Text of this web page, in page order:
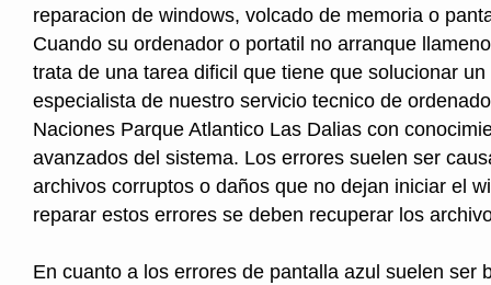
reparacion de windows, volcado de memoria o
Cuando su ordenador o portatil no arranque
trata de una tarea dificil que tiene que solucionar un
especialista de nuestro servicio tecnico de
Naciones Parque Atlantico Las Dalias con
avanzados del sistema. Los errores suelen ser
archivos corruptos o daños que no dejan iniciar el
reparar estos errores se deben recuperar los
En cuanto a los errores de pantalla azul suelen ser